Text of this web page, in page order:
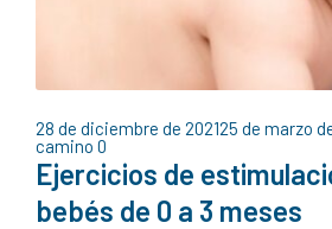
28 de diciembre de 202125 de marzo
camino 0
Ejercicios de
bebés de 0 a 3 meses